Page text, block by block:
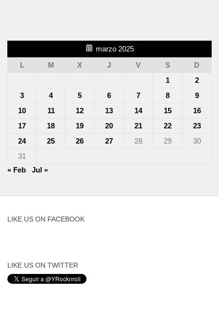
marzo 2025
L
M X J V S
D
1
2
3
4 5 6 7 8
9
10
11 12 13 14 15
16
17
18 19 20 21 22
23
24
25 26 27 28 29
30
31
« Feb
Jul »
LIKE US ON FACEBOOK
LIKE US ON TWITTER